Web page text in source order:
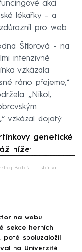
akci
lékařky – a
pro web
Štíbrová – na
intenzivně
vzkázala
ráno přejeme,“
„Nikol,
vzkázal dojatý
genetické
níže:
Babiš sbírka
na webu
sekce herních
poté spoluzaložil
na Univerzitě